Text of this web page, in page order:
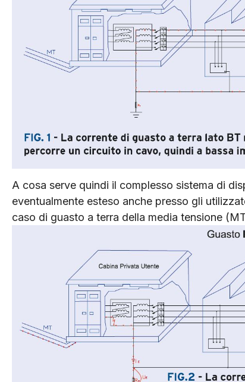
A cosa serve quindi il complesso sistema di
eventualmente esteso anche presso gli
caso di guasto a terra della media tensione